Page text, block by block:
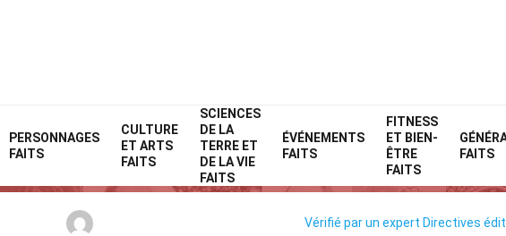
PERSONNAGES
FAITS
CULTURE
ET ARTS
FAITS
SCIENCES
DE LA
TERRE ET
DE LA VIE
FAITS
ÉVÉNEMENTS
FAITS
FITNESS
ET BIEN-
ÊTRE
FAITS
FAITS
Home Monde Faits
31 Faits Sur Saint-Pétersbourg
Vérifié par un expert Directives